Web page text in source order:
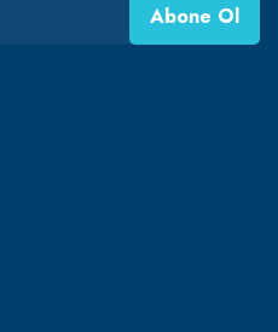
Abone Ol